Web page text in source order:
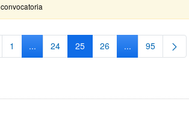
Página
1 ...Páginas intermedias Use TAB para
Página
24 Página
25 Página
26 ...PáginasPágina
95